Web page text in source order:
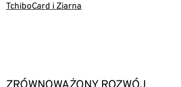
TchiboCard i Ziarna
ZRÓWNOWAŻONY ROZWÓJ